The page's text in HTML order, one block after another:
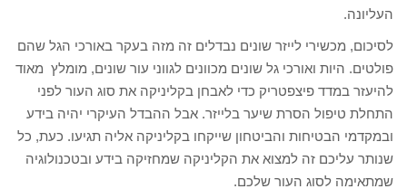
העליונה.
לסיכום, מכשירי לייזר שונים נבדלים זה מזה בעקר באורכי הגל שהם
פולטים. היות ואורכי גל שונים מכוונים לגווני עור שונים, מומלץ מאוד
להיעזר במדד פיצפטריק כדי לאבחן בקליניקה את סוג העור לפני
התחלת טיפול הסרת שיער בלייזר. אבל ההבדל העיקרי יהיה בידע
ובמקדמי הבטיחות והביטחון שייקחו בקליניקה אליה תגיעו. כעת, כל
שנותר עליכם זה למצוא את הקליניקה שמחזיקה בידע ובטכנולוגיה
שמתאימה לסוג העור שלכם.